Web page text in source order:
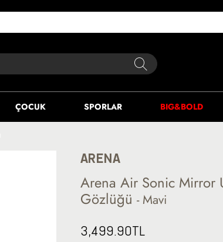
ÇOCUK SPORLAR BIG&BOLD
ARENA
Arena Air Sonic Mirror
Gözlüğü - Mavi
3,499.90TL